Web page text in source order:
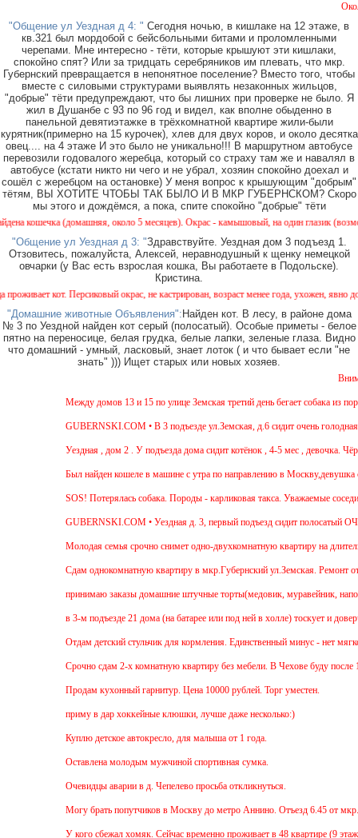
Около
"Общение ул Уездная д 4: " Сегодня ночью, в кишлаке на 12 этаже, в
кв.321 был мордобой с бейсбольными битами и проломленными
черепами. Мне интересно - тёти, которые крышуют эти кишлаки,
спокойно спят? Или за тридцать серебряников им плевать, что мкр.
Губернский превращается в непонятное поселение? Вместо того, чтобы
вместе с силовыми структурами выявлять незаконных жильцов,
"добрые" тёти предупреждают, что бы лишних при проверке не было. Я
жил в Душанбе с 93 по 96 год и видел, как вполне обыденно в
панельной девятиэтажке в трёхкомнатной квартире жили-были
курятник(примерно на 15 курочек), хлев для двух коров, и около десятка
овец.... на 4 этаже И это было не уникально!!! В маршрутном автобусе
перевозили годовалого жеребца, который со страху там же и навалял в
автобусе (кстати никто ни чего и не убрал, хозяин спокойно доехал и
сошёл с жеребцом на остановке) У меня вопрос к крышующим "добрым"
тётям, ВЫ ХОТИТЕ ЧТОБЫ ТАК БЫЛО И В МКР ГУБЕРНСКОМ? Скоро
мы этого и дождёмся, а пока, спите спокойно "добрые" тёти
(домашняя, около 5 месяцев). Окрас - камышовый, на один глазик
"Общение ул Уездная д 3: "Здравствуйте. Уездная дом 3 подъезд 1.
Отзовитесь, пожалуйста, Алексей, неравнодушный к щенку немецкой
овчарки (у Вас есть взрослая кошка, Вы работаете в Подольске).
Кристина.
кот. Персиковый окрас, не кастрирован, возраст менее года, ухожен, явно
"Домашние животные Объявления": Найден кот. В лесу, в районе дома
№ 3 по Уездной найден кот серый (полосатый). Особые приметы - белое
пятно на переносице, белая грудка, белые лапки, зеленые глаза. Видно
что домашний - умный, ласковый, знает лоток ( и что бывает если "не
знать" ))) Ищет старых или новых хозяев.
Между домов 13 и 15 по улице Земская третий день бегает собака из
GUBERNSKI.COM • В 3 подъезде ул.Земская, д.6 сидит очень
Уездная , дом 2 . У подъезда дома сидит котёнок , 4-5 мес , девочка.
Был найден кошеле в машине с утра по направлению в Москву,девушка
SOS! Потерялась собака. Породы - карликовая такса. Уважаемые
GUBERNSKI.COM • Уездная д. 3, первый подъезд сидит
Молодая семья срочно снимет одно-двухкомнатную квартиру на
Cдам однокомнатную квартиру в мкр.Губернский ул.Земская. Ремонт от
принимаю заказы домашние штучные торты(медовик, муравейник,
в 3-м подъезде 21 дома (на батарее или под ней в холле) тоскует и
Отдам детский стульчик для кормления. Единственный минус - нет
Срочно сдам 2-х комнатную квартиру без мебели. В Чехове буду после
Продам кухонный гарнитур. Цена 10000 рублей. Торг уместен.
приму в дар хоккейные клюшки, лучше даже несколько:)
Куплю детское автокресло, для малыша от 1 года.
Оставлена молодым мужчиной спортивная сумка.
Очевидцы аварии в д. Чепелево просьба откликнуться.
Могу брать попутчиков в Москву до метро Аннино. Отъезд 6.45 от
У кого сбежал хомяк. Сейчас временно проживает в 48 квартире (9 этаж